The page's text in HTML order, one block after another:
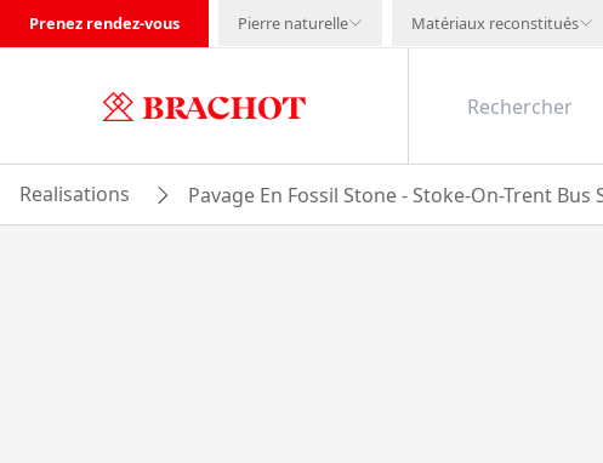
Prenez rendez-vous Pierre naturelle Matériaux reconstitués
Realisations Pavage En Fossil Stone - Stoke-On-Trent Bus